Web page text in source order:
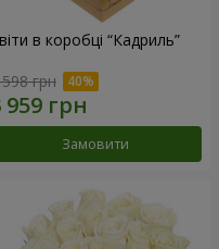
в коробці “Кадриль”
грн
Замовити